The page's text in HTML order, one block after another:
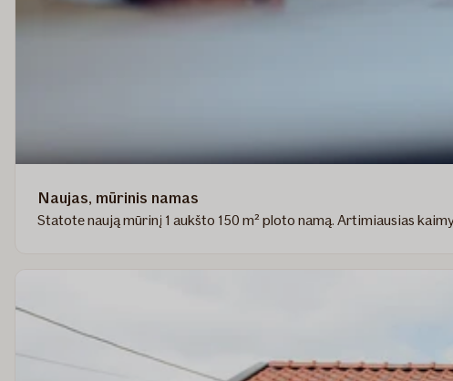
Naujas, mūrinis namas
Statote naują mūrinį 1 aukšto 150 m² ploto namą. Artimiausias